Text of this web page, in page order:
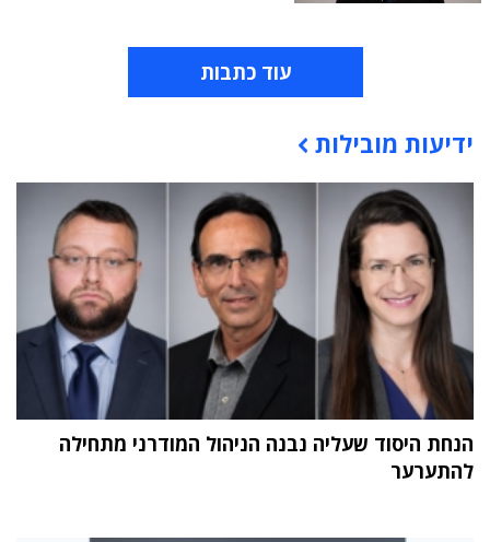
עוד כתבות
תוכן פרסומי
ידיעות מובילות
הנחת היסוד שעליה נבנה הניהול המודרני מתחילה
להתערער